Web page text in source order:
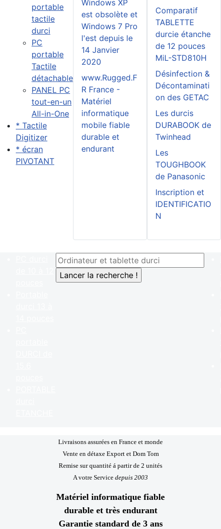
portable
tactile
durci
PC
portable
Tactile
détachable
PANEL PC
tout-en-un
All-in-One
* Tactile
Digitizer
* écran
PIVOTANT
Windows XP
est obsolète et
Windows 7 Pro
l'est depuis le
14 Janvier
2020
www.Rugged.F
R France -
Matériel
informatique
mobile fiable
durable et
endurant
Comparatif
TABLETTE
durcie étanche
de 12 pouces
MiL-STD810H
Désinfection &
Décontaminati
on des GETAC
Les durcis
DURABOOK de
Twinhead
Les
TOUGHBOOK
de Panasonic
Inscription et
IDENTIFICATIO
N
Livraisons assurées en France et monde
Vente en détaxe Export et Dom Tom
Remise sur quantité á partir de 2 unités
A votre Service depuis 2003
Matériel informatique fiable
durable et très endurant
Garantie standard de 3 ans